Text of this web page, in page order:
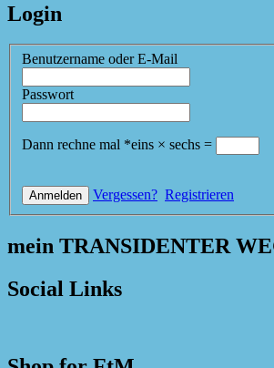
Login
Benutzername oder E-Mail
Passwort
Dann rechne mal *eins × sechs =
Vergessen? Registrieren
mein TRANSIDENTER
Social Links